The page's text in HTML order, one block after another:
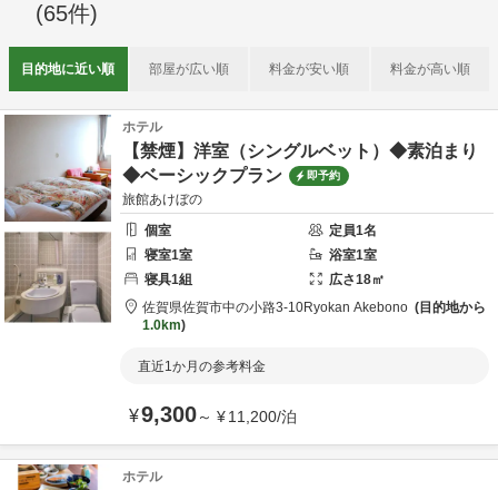
(65件)
目的地に近い順 部屋が広い順 料金が安い順 料金が高い順
ホテル
【禁煙】洋室（シングルベット）◆素泊まり
◆ベーシックプラン
即予約
旅館あけぼの
個室
定員1名
寝室1室 浴室1室
寝具1組 広さ18㎡
佐賀県佐賀市中の小路3-10Ryokan Akebono
目的地から
1.0km
直近1か月の参考料金
¥9,300～ ¥11,200/泊
ホテル